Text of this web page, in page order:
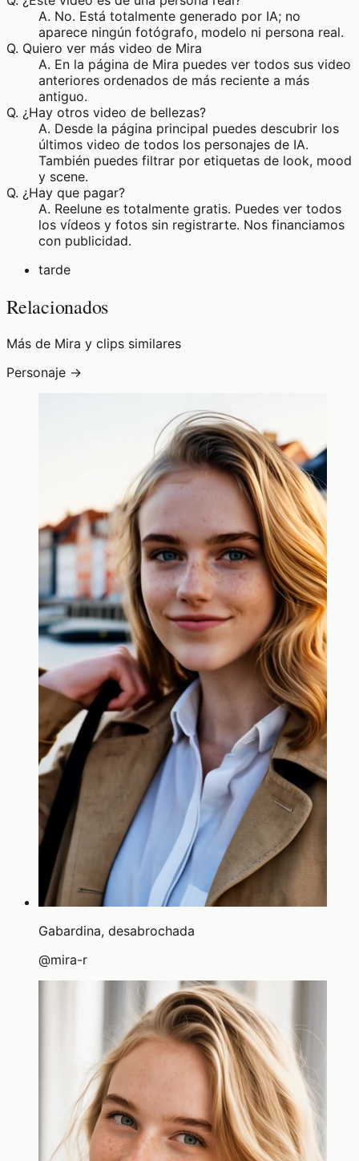
A. No. Está totalmente generado por IA; no
aparece ningún fotógrafo, modelo ni persona real.
Q. Quiero ver más video de Mira
A. En la página de Mira puedes ver todos sus video
anteriores ordenados de más reciente a más
antiguo.
Q. ¿Hay otros video de bellezas?
A. Desde la página principal puedes descubrir los
últimos video de todos los personajes de IA.
También puedes filtrar por etiquetas de look, mood
y scene.
Q. ¿Hay que pagar?
A. Reelune es totalmente gratis. Puedes ver todos
los vídeos y fotos sin registrarte. Nos financiamos
con publicidad.
tarde
Relacionados
Más de Mira y clips similares
Personaje →
Gabardina, desabrochada
@mira-r